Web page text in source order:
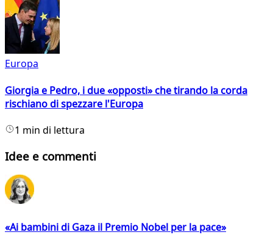
Europa
Giorgia e Pedro, i due «opposti» che tirando la corda
rischiano di spezzare l'Europa
1 min di lettura
Idee e commenti
«Ai bambini di Gaza il Premio Nobel per la pace»